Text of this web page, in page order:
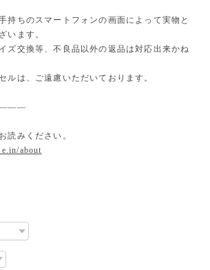
持ちのスマートフォンの画面によって実物と
います。
ズ交換等、不良品以外の返品は対応出来かね
ルは、ご遠慮いただいております。
読みください。
about